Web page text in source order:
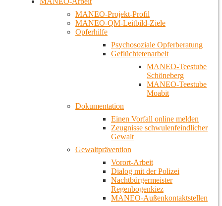
MANEO-Projekt-Profil
MANEO-QM-Leitbild-Ziele
Opferhilfe
Psychosoziale Opferberatung
Geflüchtetenarbeit
MANEO-Teestube
Schöneberg
MANEO-Teestube
Moabit
Dokumentation
Einen Vorfall online melden
Zeugnisse schwulenfeindlicher
Gewalt
Gewaltprävention
Vorort-Arbeit
Dialog mit der Polizei
Nachtbürgermeister
Regenbogenkiez
MANEO-Außenkontaktstellen